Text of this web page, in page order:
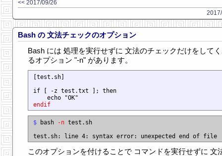
<< 2017/09/26
Bash の 文法チェックのオプション
Bash には 処理を実行せずに 文法のチェックだけをして
るオプション "-n" があります。
[test.sh]
if [ -z test.txt ]; then
endif
$ bash -n test.sh
このオプションを付けることで コマンドを実行せずに 文